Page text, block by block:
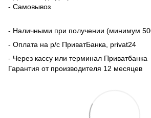
- Самовывоз
- Наличными при получении (минимум
- Оплата на р/с ПриватБанка, privat24
- Через кассу или терминал Приватбанка
Гарантия от производителя 12 месяцев